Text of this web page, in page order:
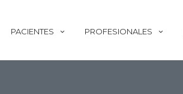
PACIENTES PROFESIONALES